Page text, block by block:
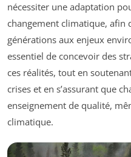
nécessiter une adaptation
changement climatique, afin
générations aux enjeux
essentiel de concevoir des
ces réalités, tout en
crises et en s’assurant que
enseignement de qualité,
climatique.